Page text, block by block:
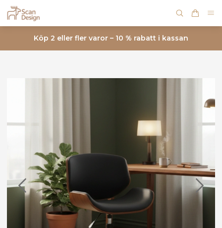
Köp 2 eller fler varor – 10 % rabatt i kassan